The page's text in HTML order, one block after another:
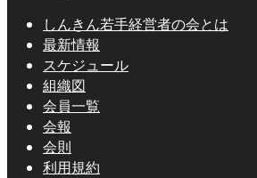
しんきん若手経営者の会とは
最新情報
スケジュール
組織図
会員一覧
会報
会則
利用規約